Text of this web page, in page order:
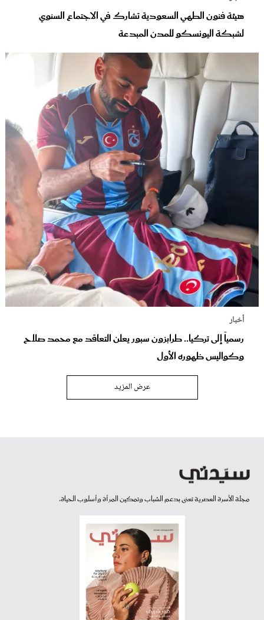
هيئة فنون الطهي السعودية تشارك في الاجتماع السنوي
لشبكة اليونسكو للمدن المبدعة
أخبار
رسمياً إلى تركيا.. طرابزون سبور يعلن التعاقد مع محمد صلاح
وكواليس ظهوره الأول
عرض المزيد
مجلة الأسرة العصرية تعنى بدعم الشباب وتمكين المرأة وأسلوب الحياة.